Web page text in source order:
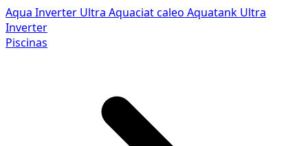
Aqua Inverter Ultra Aquaciat caleo Aquatank Ultra
Inverter
Piscinas